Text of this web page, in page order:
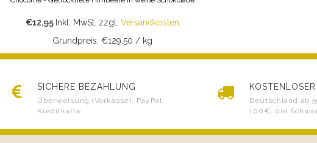
€12,95 Inkl. MwSt. zzgl. Versandkosten
Grundpreis: €129,50 / kg
SICHERE BEZAHLUNG
Überweisung (Vorkasse), PayPal,
Kreditkarte
Deutschland ab
100€, die